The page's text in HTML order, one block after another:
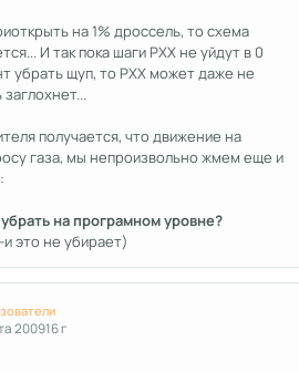
на 1% дроссель, то схема
И так пока шаги РХХ не уйдут в 0
убрать щуп, то РХХ может даже не
получается, что движение на
газа, мы непроизвольно жмем еще и
на програмном уровне?
это не убирает)
200916 г